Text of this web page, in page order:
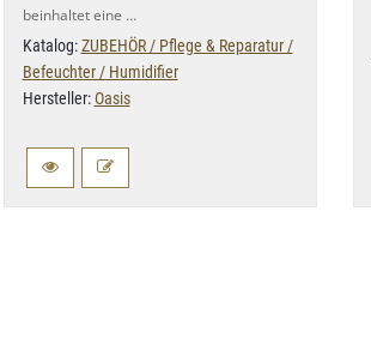
beinhaltet eine …
Katalog:ZUBEHÖR / Pflege & Reparatur /
Befeuchter / Humidifier
Hersteller:Oasis